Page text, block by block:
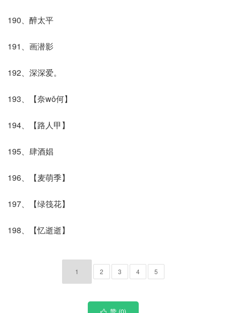
190、醉太平
191、画潜影
192、深深爱。
193、【奈wǒ何】
194、【路人甲】
195、肆酒娼
196、【麦萌季】
197、【绿筏花】
198、【忆逝逝】
1 2 3 4 5